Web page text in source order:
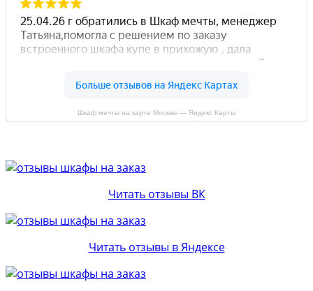
Шкаф мечты на карте Москвы — Яндекс Карты
Читать отзывы ВК
Читать отзывы в Яндексе